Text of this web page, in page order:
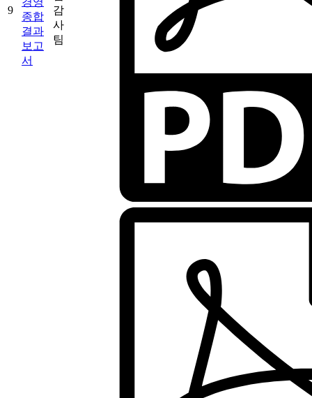
9
종합
결과
보고
서
감
사
팀